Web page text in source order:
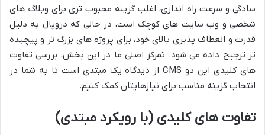
سادگی و سرعت راه اندازی، اغلب گزینه محبوب تری برای وبلاگ های
شخصی و وب سایت های کوچک است، در حالی که دروپال به دلیل
قدرت و انعطاف پذیری بالای خود، برای پروژه های بزرگ تر و پیچیده
تر ترجیح داده می شود. تمرکز اصلی ما در این بخش، بررسی تفاوت
های کلیدی این دو CMS از دیدگاه یک مبتدی است تا به شما در
انتخاب گزینه مناسب برای نیازهایتان کمک کنیم.
تفاوت های کلیدی (با رویکرد مبتدی)